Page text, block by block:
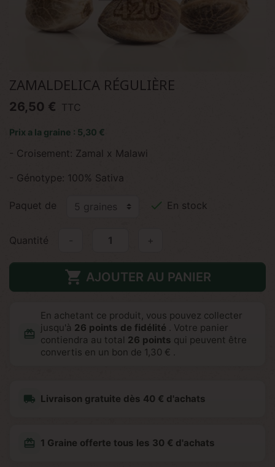
ZAMALDELICA RÉGULIÈRE
26,50 € TTC
Prix a la graine : 5,30 €
- Croisement: Zamal x Malawi
- Génotype: 100% Sativa
Paquet de  En stock
Quantité +
 AJOUTER AU PANIER
redeem
En achetant ce produit, vous pouvez collecter
jusqu'à 26 points de fidélité . Votre panier
contiendra au total 26 points qui peuvent être
convertis en un bon de 1,30 € .
local_shipping Livraison gratuite dès 40 € d'achats
redeem 1 Graine offerte tous les 30 € d'achats